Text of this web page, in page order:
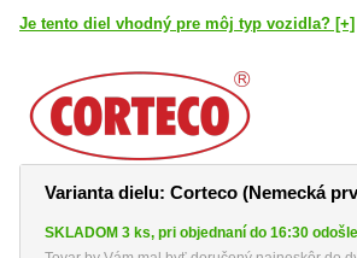
Je tento diel vhodný pre môj typ vozidla? [+]
Varianta dielu: Corteco (Nemecká
SKLADOM 3 ks, pri objednaní do 16:30